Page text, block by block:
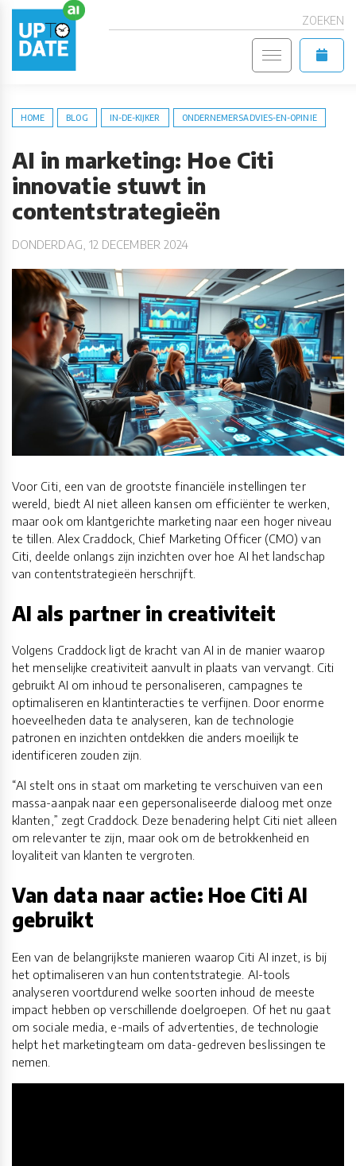
ZOEKEN
HOME BLOG IN-DE-KIJKER ONDERNEMERSADVIES-EN-OPINIE
AI in marketing: Hoe Citi
innovatie stuwt in
contentstrategieën
DONDERDAG, 12 DECEMBER 2024
Voor Citi, een van de grootste financiële instellingen ter
wereld, biedt AI niet alleen kansen om efficiënter te werken,
maar ook om klantgerichte marketing naar een hoger niveau
te tillen. Alex Craddock, Chief Marketing Officer (CMO) van
Citi, deelde onlangs zijn inzichten over hoe AI het landschap
van contentstrategieën herschrijft.
AI als partner in creativiteit
Volgens Craddock ligt de kracht van AI in de manier waarop
het menselijke creativiteit aanvult in plaats van vervangt. Citi
gebruikt AI om inhoud te personaliseren, campagnes te
optimaliseren en klantinteracties te verfijnen. Door enorme
hoeveelheden data te analyseren, kan de technologie
patronen en inzichten ontdekken die anders moeilijk te
identificeren zouden zijn.
“AI stelt ons in staat om marketing te verschuiven van een
massa-aanpak naar een gepersonaliseerde dialoog met onze
klanten,” zegt Craddock. Deze benadering helpt Citi niet alleen
om relevanter te zijn, maar ook om de betrokkenheid en
loyaliteit van klanten te vergroten.
Van data naar actie: Hoe Citi AI
gebruikt
Een van de belangrijkste manieren waarop Citi AI inzet, is bij
het optimaliseren van hun contentstrategie. AI-tools
analyseren voortdurend welke soorten inhoud de meeste
impact hebben op verschillende doelgroepen. Of het nu gaat
om sociale media, e-mails of advertenties, de technologie
helpt het marketingteam om data-gedreven beslissingen te
nemen.